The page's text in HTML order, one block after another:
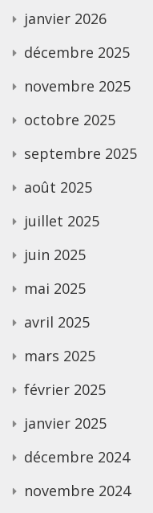
janvier 2026
décembre 2025
novembre 2025
octobre 2025
septembre 2025
août 2025
juillet 2025
juin 2025
mai 2025
avril 2025
mars 2025
février 2025
janvier 2025
décembre 2024
novembre 2024